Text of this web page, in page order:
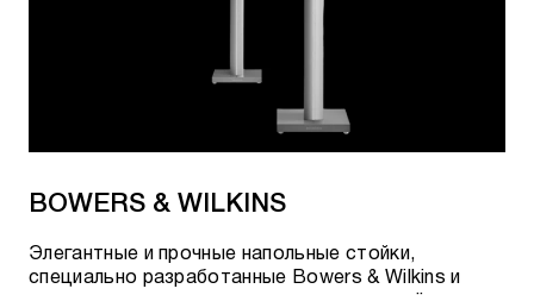
BOWERS & WILKINS
Элегантные и прочные напольные стойки,
специально разработанные Bowers & Wilkins и